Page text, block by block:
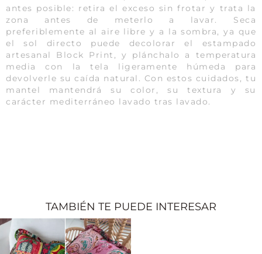
antes posible: retira el exceso sin frotar y trata la
zona antes de meterlo a lavar. Seca
preferiblemente al aire libre y a la sombra, ya que
el sol directo puede decolorar el estampado
artesanal Block Print, y plánchalo a temperatura
media con la tela ligeramente húmeda para
devolverle su caída natural. Con estos cuidados, tu
mantel mantendrá su color, su textura y su
carácter mediterráneo lavado tras lavado.
TAMBIÉN TE PUEDE INTERESAR